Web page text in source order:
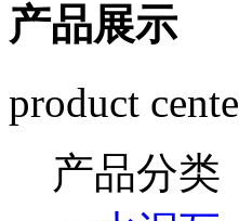
产品展示
product
产品分类